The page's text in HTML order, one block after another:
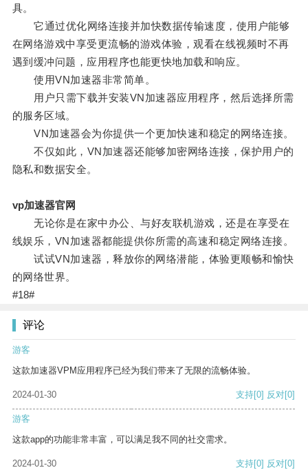
具。
它通过优化网络连接并加快数据传输速度，使用户能够
在网络游戏中享受更流畅的游戏体验，观看在线视频时不再
遇到缓冲问题，应用程序也能更快地加载和响应。
使用VN加速器非常简单。
用户只需下载并安装VN加速器应用程序，然后选择所需
的服务区域。
VN加速器会为你提供一个更加快速和稳定的网络连接。
不仅如此，VN加速器还能够加密网络连接，保护用户的
隐私和数据安全。
vp加速器官网
无论你是在家中办公、与好友联机游戏，还是在享受在
线娱乐，VN加速器都能提供你所需的高速和稳定网络连接。
试试VN加速器，释放你的网络潜能，体验更顺畅和愉快
的网络世界。
#18#
评论
游客
这款加速器VPM应用程序已经为我们带来了无限的流畅体验。
2024-01-30 支持[0] 反对[0]
游客
这款app的功能非常丰富，可以满足我不同的社交需求。
2024-01-30 支持[0] 反对[0]